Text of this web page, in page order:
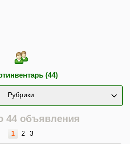
(44)
Рубрики
44 объявления
1 2 3